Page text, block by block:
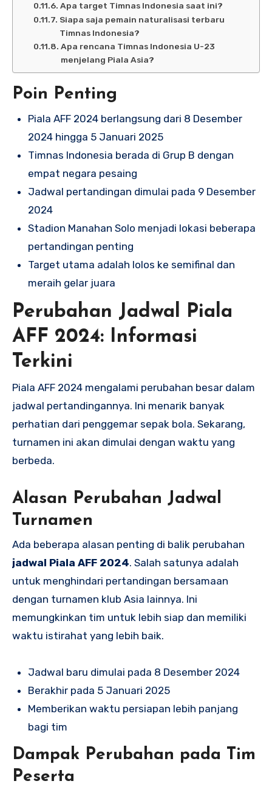
Apa target Timnas Indonesia saat ini?
Siapa saja pemain naturalisasi terbaru
Timnas Indonesia?
Apa rencana Timnas Indonesia U-23
menjelang Piala Asia?
Poin Penting
Piala AFF 2024 berlangsung dari 8 Desember
2024 hingga 5 Januari 2025
Timnas Indonesia berada di Grup B dengan
empat negara pesaing
Jadwal pertandingan dimulai pada 9 Desember
2024
Stadion Manahan Solo menjadi lokasi beberapa
pertandingan penting
Target utama adalah lolos ke semifinal dan
meraih gelar juara
Perubahan Jadwal Piala
AFF 2024: Informasi
Terkini
Piala AFF 2024 mengalami perubahan besar dalam
jadwal pertandingannya. Ini menarik banyak
perhatian dari penggemar sepak bola. Sekarang,
turnamen ini akan dimulai dengan waktu yang
berbeda.
Alasan Perubahan Jadwal
Turnamen
Ada beberapa alasan penting di balik perubahan
jadwal Piala AFF 2024. Salah satunya adalah
untuk menghindari pertandingan bersamaan
dengan turnamen klub Asia lainnya. Ini
memungkinkan tim untuk lebih siap dan memiliki
waktu istirahat yang lebih baik.
Jadwal baru dimulai pada 8 Desember 2024
Berakhir pada 5 Januari 2025
Memberikan waktu persiapan lebih panjang
bagi tim
Dampak Perubahan pada Tim
Peserta